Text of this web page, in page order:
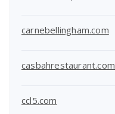
carnebellingham.com
casbahrestaurant.com
ccl5.com